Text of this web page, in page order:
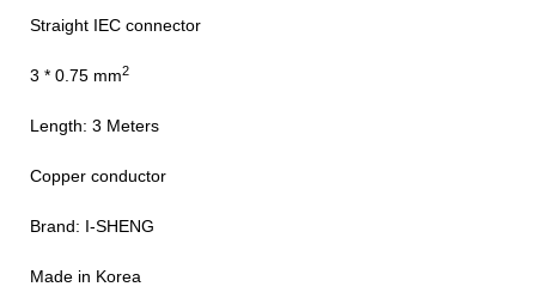
Straight IEC connector
3 * 0.75 mm2
Length: 3 Meters
Copper conductor
Brand: I-SHENG
Made in Korea